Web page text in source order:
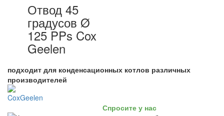
Отвод 45
градусов Ø
125 PPs Cox
Geelen
подходит для конденсационных котлов различных
производителей
Спросите у нас